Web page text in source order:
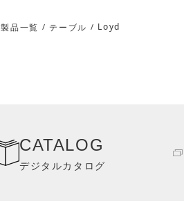
製品一覧 / テーブル / Loyd
CATALOG
デジタルカタログ